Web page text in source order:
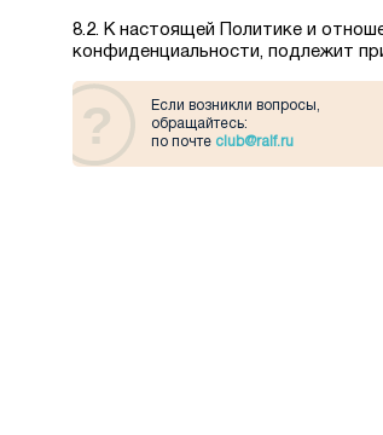
8.2. К настоящей Политике и
конфиденциальности, подлежит
Если возникли вопросы,
обращайтесь:
по почте club@ralf.ru